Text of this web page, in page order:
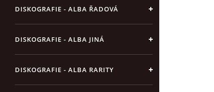
DISKOGRAFIE - ALBA ŘADOVÁ
DISKOGRAFIE - ALBA JINÁ
DISKOGRAFIE - ALBA RARITY